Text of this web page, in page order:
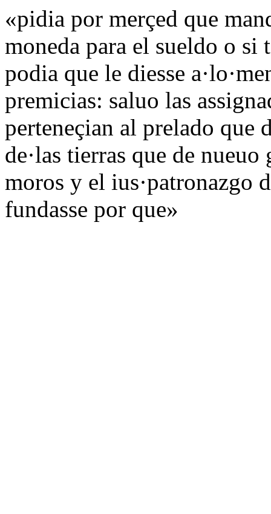
«pidia por merçed que
moneda para el sueldo o si
podia que le diesse
premicias: saluo las
perteneçian al prelado que
de·las tierras que de nueuo
moros y el ius·patronazgo
fundasse por que»